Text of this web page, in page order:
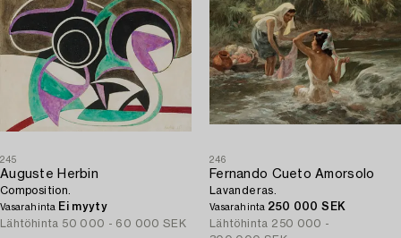
245
Auguste Herbin
Composition.
Vasarahinta Ei myyty
Lähtöhinta 50 000 - 60 000 SEK
246
Fernando Cueto Amorsolo
Lavanderas.
Vasarahinta 250 000 SEK
Lähtöhinta 250 000 -